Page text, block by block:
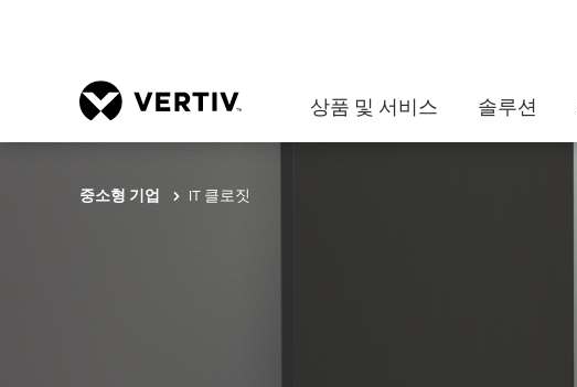
상품 및 서비스 솔루션
중소형 기업 IT 클로짓